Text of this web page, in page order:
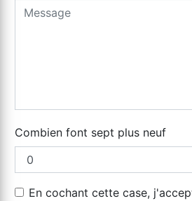
Combien font sept plus neuf
En cochant cette case,